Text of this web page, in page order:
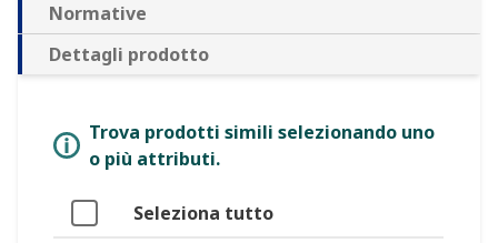
Normative
Dettagli prodotto
Trova prodotti simili selezionando uno
o più attributi.
Seleziona tutto